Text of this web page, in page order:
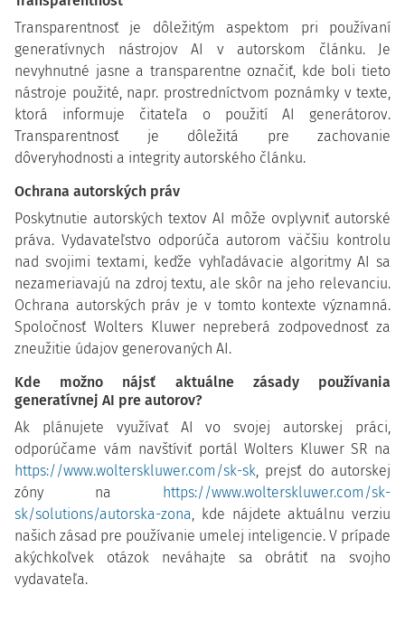
Transparentnosť je dôležitým aspektom pri používaní
generatívnych nástrojov AI v autorskom článku. Je
nevyhnutné jasne a transparentne označiť, kde boli tieto
nástroje použité, napr. prostredníctvom poznámky v texte,
ktorá informuje čitateľa o použití AI generátorov.
Transparentnosť je dôležitá pre zachovanie
dôveryhodnosti a integrity autorského článku.
Ochrana autorských práv
Poskytnutie autorských textov AI môže ovplyvniť autorské
práva. Vydavateľstvo odporúča autorom väčšiu kontrolu
nad svojimi textami, keďže vyhľadávacie algoritmy AI sa
nezameriavajú na zdroj textu, ale skôr na jeho relevanciu.
Ochrana autorských práv je v tomto kontexte významná.
Spoločnosť Wolters Kluwer nepreberá zodpovednosť za
zneužitie údajov generovaných AI.
Kde možno nájsť aktuálne zásady používania
generatívnej AI pre autorov?
Ak plánujete využívať AI vo svojej autorskej práci,
odporúčame vám navštíviť portál Wolters Kluwer SR na
https://www.wolterskluwer.com/sk-sk, prejsť do autorskej
zóny na https://www.wolterskluwer.com/sk-
sk/solutions/autorska-zona, kde nájdete aktuálnu verziu
našich zásad pre používanie umelej inteligencie. V prípade
akýchkoľvek otázok neváhajte sa obrátiť na svojho
vydavateľa.